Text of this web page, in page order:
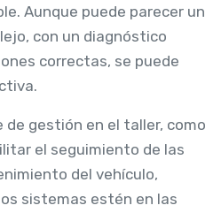
Aunque puede parecer un
con un diagnóstico
correctas, se puede
gestión en el taller, como
el seguimiento de las
del vehículo,
sistemas estén en las